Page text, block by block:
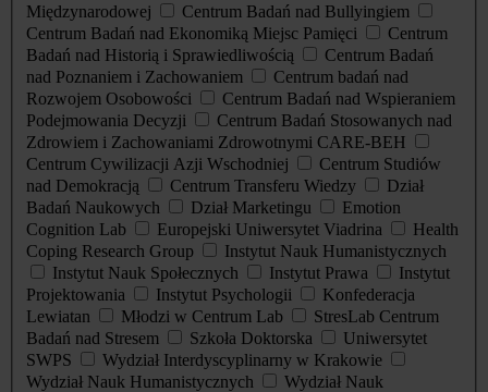
Międzynarodowej
Centrum Badań nad Bullyingiem
Centrum Badań nad Ekonomiką Miejsc Pamięci
Centrum
Badań nad Historią i Sprawiedliwością
Centrum Badań
nad Poznaniem i Zachowaniem
Centrum badań nad
Rozwojem Osobowości
Centrum Badań nad Wspieraniem
Podejmowania Decyzji
Centrum Badań Stosowanych nad
Zdrowiem i Zachowaniami Zdrowotnymi CARE-BEH
Centrum Cywilizacji Azji Wschodniej
Centrum Studiów
nad Demokracją
Centrum Transferu Wiedzy
Dział
Badań Naukowych
Dział Marketingu
Emotion
Cognition Lab
Europejski Uniwersytet Viadrina
Health
Coping Research Group
Instytut Nauk Humanistycznych
Instytut Nauk Społecznych
Instytut Prawa
Instytut
Projektowania
Instytut Psychologii
Konfederacja
Lewiatan
Młodzi w Centrum Lab
StresLab Centrum
Badań nad Stresem
Szkoła Doktorska
Uniwersytet
SWPS
Wydział Interdyscyplinarny w Krakowie
Wydział Nauk Humanistycznych
Wydział Nauk